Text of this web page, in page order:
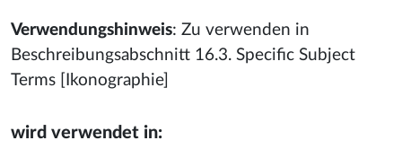
Verwendungshinweis: Zu verwenden in
Beschreibungsabschnitt 16.3. Specific Subject
Terms [Ikonographie]
wird verwendet in: